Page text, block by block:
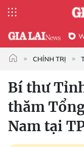
CHÍNH TRỊ
Bí thư
thăm
Nam tại